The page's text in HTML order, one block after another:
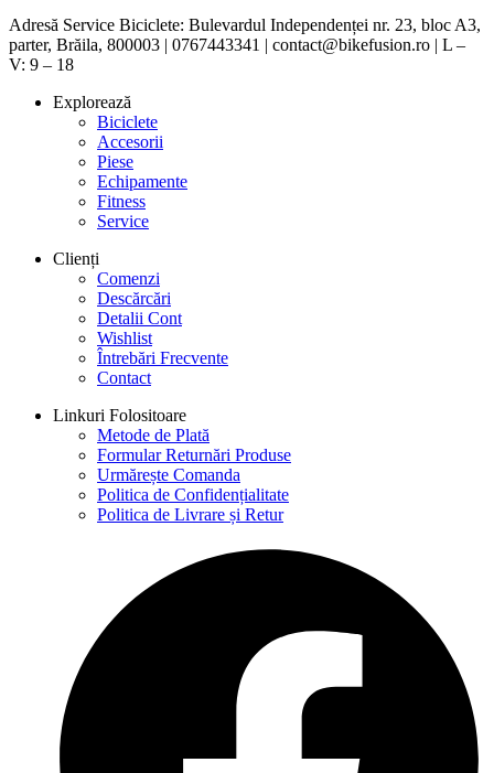
Adresă Service Biciclete: Bulevardul Independenței nr. 23, bloc A3,
parter, Brăila, 800003 | 0767443341 | contact@bikefusion.ro | L –
V: 9 – 18
Explorează
Biciclete
Accesorii
Piese
Echipamente
Fitness
Service
Clienți
Comenzi
Descărcări
Detalii Cont
Wishlist
Întrebări Frecvente
Contact
Linkuri Folositoare
Metode de Plată
Formular Returnări Produse
Urmărește Comanda
Politica de Confidențialitate
Politica de Livrare și Retur